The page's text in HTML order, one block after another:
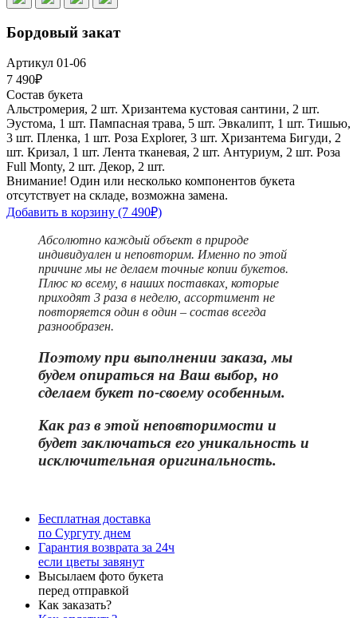
Бордовый закат
Артикул 01-06
7 490₽
Состав букета
Альстромерия, 2 шт. Хризантема кустовая сантини, 2 шт.
Эустома, 1 шт. Пампасная трава, 5 шт. Эвкалипт, 1 шт. Тишью,
3 шт. Пленка, 1 шт. Роза Explorer, 3 шт. Хризантема Бигуди, 2
шт. Кризал, 1 шт. Лента тканевая, 2 шт. Антуриум, 2 шт. Роза
Full Monty, 2 шт. Декор, 2 шт.
Внимание! Один или несколько компонентов букета
отсутствует на складе, возможна замена.
Добавить в корзину (7 490₽)
Абсолютно каждый объект в природе
индивидуален и неповторим. Именно по этой
причине мы не делаем точные копии букетов.
Плюс ко всему, в наших поставках, которые
приходят 3 раза в неделю, ассортимент не
повторяется один в один – состав всегда
разнообразен.
Поэтому при выполнении заказа, мы
будем опираться на Ваш выбор, но
сделаем букет по-своему особенным.
Как раз в этой неповторимости и
будет заключаться его уникальность и
исключительная оригинальность.
Бесплатная доставка
по Сургуту днем
Гарантия возврата за 24ч
если цветы завянут
Высылаем фото букета
перед отправкой
Как заказать?